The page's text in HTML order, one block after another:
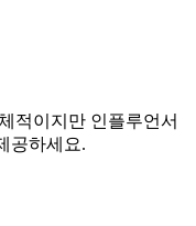
적이지만 인플루언서
공하세요.